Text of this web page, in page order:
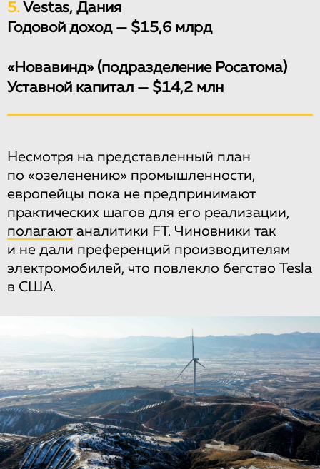
5. Vestas, Дания
Годовой доход — $15,6 млрд
«Новавинд» (подразделение Росатома)
Уставной капитал — $14,2 млн
Несмотря на представленный план
по «озеленению» промышленности,
европейцы пока не предпринимают
практических шагов для его реализации,
полагают аналитики FT. Чиновники так
и не дали преференций производителям
электромобилей, что повлекло бегство Tesla
в США.